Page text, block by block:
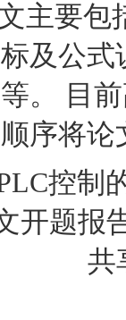
主要
及公
。 目
序将